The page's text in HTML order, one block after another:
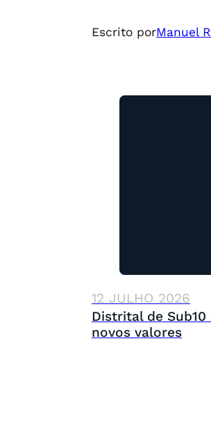
Escrito porManuel
12 JULHO 2026
Distrital de Sub10
novos valores